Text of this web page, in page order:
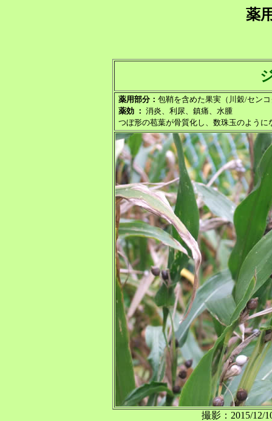
薬
薬用部分： 包鞘を含めた果実（川穀/セン
薬効 ： 消炎、利尿、鎮痛、水腫
つぼ形の苞葉が骨質化し、数珠玉のよう
撮影：2015/12/